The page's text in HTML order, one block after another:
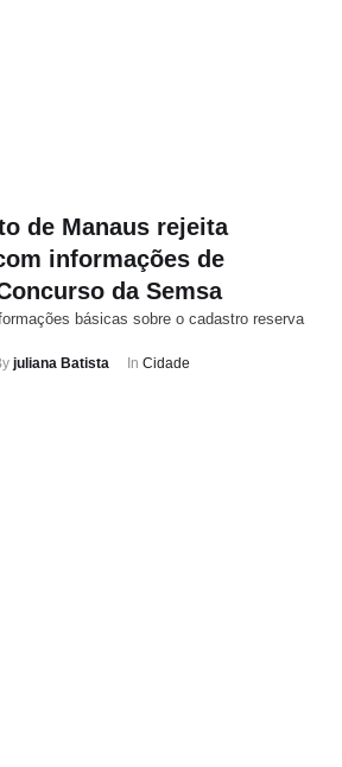
de Manaus rejeita
informações de
da Semsa
básicas sobre o cadastro reserva
juliana Batista In Cidade